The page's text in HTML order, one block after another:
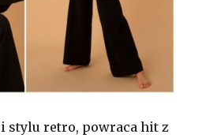
stylu retro, powraca hit z